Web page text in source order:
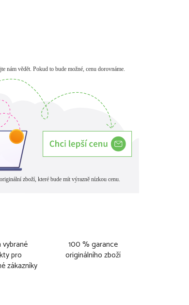
vybrané
pro
zákazníky
100 % garance
originálního zboží